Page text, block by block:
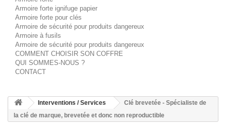
Armoire forte ignifuge papier
Armoire forte pour clés
Armoire de sécurité pour produits dangereux
Armoire à fusils
Armoire de sécurité pour produits dangereux
COMMENT CHOISIR SON COFFRE
QUI SOMMES-NOUS ?
CONTACT
Interventions / Services
Clé brevetée - Spécialiste de
la clé de marque, brevetée et donc non reproductible